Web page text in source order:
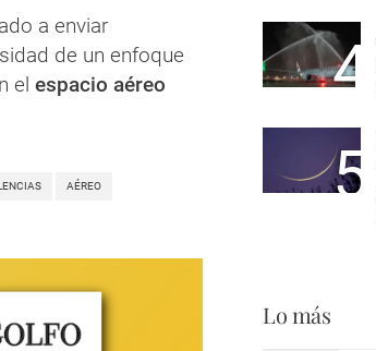
a enviar
de un enfoque
el espacio aéreo
AÉREO
4
5
Lo más